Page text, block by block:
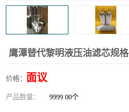
鹰潭替代黎明液压油滤芯规格
价格： 面议
产品数量： 9999.00个